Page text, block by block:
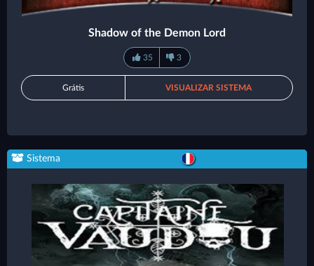
Shadow of the Demon Lord
35 3
Grátis VISUALIZAR SISTEMA
Sistema